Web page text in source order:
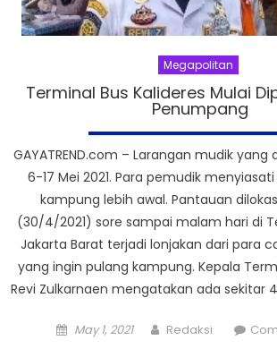
Megapolitan
Terminal Bus Kalideres Mulai
Penumpang
GAYATREND.com – Larangan mudik yang
6-17 Mei 2021. Para pemudik
kampung lebih awal. Pantauan
(30/4/2021) sore sampai malam hari di
Jakarta Barat terjadi lonjakan dari para
yang ingin pulang kampung. Kepala
Revi Zulkarnaen mengatakan ada sekitar
Posted
May 1, 2021 Author
Redaksi